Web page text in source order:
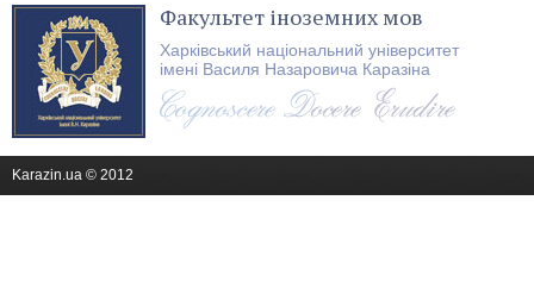
Факультет іноземних мов
Харківський національний університет
імені Василя Назаровича Каразіна
Karazin.ua © 2012